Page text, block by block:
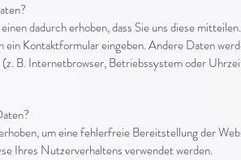
dadurch erhoben, dass Sie uns diese
ein Kontaktformular eingeben. Andere Daten
B. Internetbrowser, Betriebssystem oder
um eine fehlerfreie Bereitstellung der
Ihres Nutzerverhaltens verwendet werden.